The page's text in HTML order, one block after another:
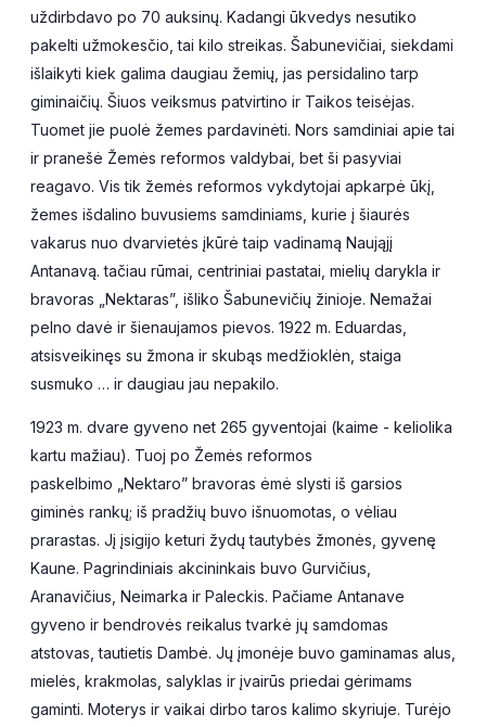
uždirbdavo po 70 auksinų. Kadangi ūkvedys nesutiko
pakelti užmokesčio, tai kilo streikas. Šabunevičiai, siekdami
išlaikyti kiek galima daugiau žemių, jas persidalino tarp
giminaičių. Šiuos veiksmus patvirtino ir Taikos teisėjas.
Tuomet jie puolė žemes pardavinėti. Nors samdiniai apie tai
ir pranešė Žemės reformos valdybai, bet ši pasyviai
reagavo. Vis tik žemės reformos vykdytojai apkarpė ūkį,
žemes išdalino buvusiems samdiniams, kurie į šiaurės
vakarus nuo dvarvietės įkūrė taip vadinamą Naująjį
Antanavą. tačiau rūmai, centriniai pastatai, mielių darykla ir
bravoras „Nektaras”, išliko Šabunevičių žinioje. Nemažai
pelno davė ir šienaujamos pievos. 1922 m. Eduardas,
atsisveikinęs su žmona ir skubąs medžioklėn, staiga
susmuko … ir daugiau jau nepakilo.
1923 m. dvare gyveno net 265 gyventojai (kaime - keliolika
kartu mažiau). Tuoj po Žemės reformos
paskelbimo „Nektaro” bravoras ėmė slysti iš garsios
giminės rankų; iš pradžių buvo išnuomotas, o vėliau
prarastas. Jį įsigijo keturi žydų tautybės žmonės, gyvenę
Kaune. Pagrindiniais akcininkais buvo Gurvičius,
Aranavičius, Neimarka ir Paleckis. Pačiame Antanave
gyveno ir bendrovės reikalus tvarkė jų samdomas
atstovas, tautietis Dambė. Jų įmonėje buvo gaminamas alus,
mielės, krakmolas, salyklas ir įvairūs priedai gėrimams
gaminti. Moterys ir vaikai dirbo taros kalimo skyriuje. Turėjo